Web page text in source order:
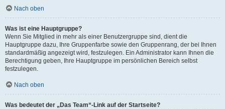
Nach oben
Was ist eine Hauptgruppe?
Wenn Sie Mitglied in mehr als einer Benutzergruppe sind, dient die
Hauptgruppe dazu, Ihre Gruppenfarbe sowie den Gruppenrang, der bei Ihnen
standardmäßig angezeigt wird, festzulegen. Ein Administrator kann Ihnen die
Berechtigung geben, Ihre Hauptgruppe im persönlichen Bereich selbst
festzulegen.
Nach oben
Was bedeutet der „Das Team“-Link auf der Startseite?